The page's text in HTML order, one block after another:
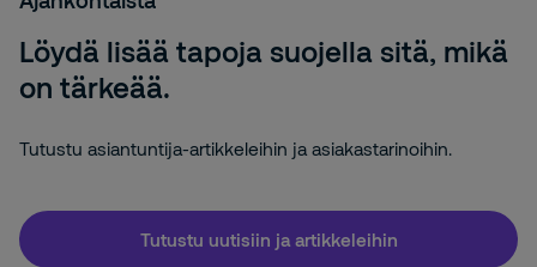
Löydä lisää tapoja suojella sitä, mikä
on tärkeää.
Tutustu asiantuntija-artikkeleihin ja asiakastarinoihin.
Tutustu uutisiin ja artikkeleihin